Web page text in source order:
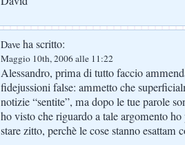
Dave ha scritto:
Maggio 10th, 2006 alle 11:22
Alessandro, prima di tutto faccio
fidejussioni false: ammetto che
notizie “sentite”, ma dopo le tue parole
ho visto che riguardo a tale argomento ho
stare zitto, perchè le cose stanno esattam